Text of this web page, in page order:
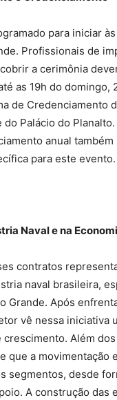
para iniciar
Profissionais de
a cerimônia
as 19h do domingo,
de Credenciamento
Palácio do
anual
para este evento.
Naval e na
contratos
naval brasileira,
Grande. Após
vê nessa iniciativa
crescimento. Além
que a movimentação
segmentos, desde
A construção das